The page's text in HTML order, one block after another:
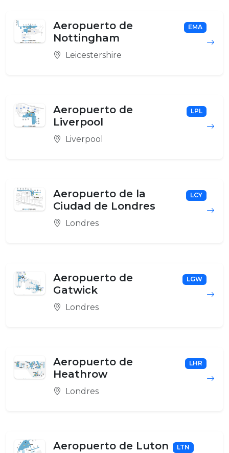
Aeropuerto de
Nottingham
EMA
Leicestershire
Aeropuerto de
Liverpool
LPL
Liverpool
Aeropuerto de la
Ciudad de Londres
LCY
Londres
Aeropuerto de
Gatwick
LGW
Londres
Aeropuerto de
Heathrow
LHR
Londres
Aeropuerto de Luton LTN